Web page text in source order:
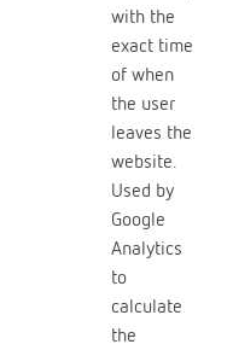
with the
exact time
of when
the user
leaves the
website.
Used by
Google
Analytics
to
calculate
the